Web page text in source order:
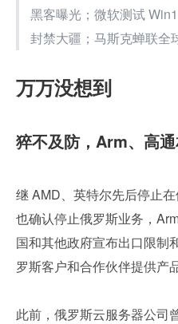
黑客曝光；微软测试
封禁大疆；马斯克蝉联全
万万没想到
猝不及防，Arm、高
继 AMD、英特尔先后停止
也确认停止俄罗斯业务，
国和其他政府宣布出口限制
罗斯客户和合作伙伴提供产
此前，俄罗斯云服务器公司